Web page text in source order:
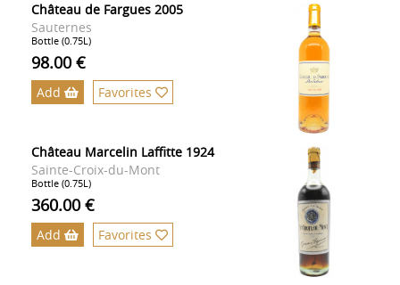
Château de Fargues 2005
Sauternes
Bottle (0.75L)
98.00 €
Add Favorites
Château Marcelin Laffitte 1924
Sainte-Croix-du-Mont
Bottle (0.75L)
360.00 €
Add Favorites